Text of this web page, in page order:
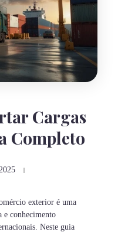
Cargas
Completo
exterior é uma
e conhecimento
Neste guia